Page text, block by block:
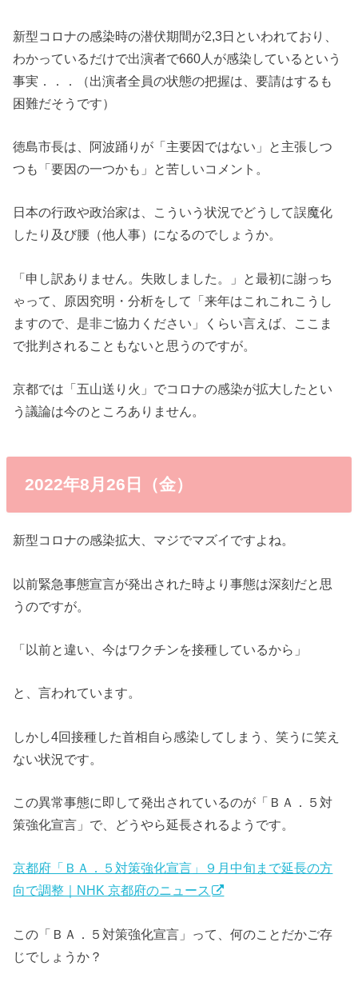
新型コロナの感染時の潜伏期間が2,3日といわれており、
わかっているだけで出演者で660人が感染しているという
事実．．．（出演者全員の状態の把握は、要請はするも
困難だそうです）
徳島市長は、阿波踊りが「主要因ではない」と主張しつ
つも「要因の一つかも」と苦しいコメント。
日本の行政や政治家は、こういう状況でどうして誤魔化
したり及び腰（他人事）になるのでしょうか。
「申し訳ありません。失敗しました。」と最初に謝っち
ゃって、原因究明・分析をして「来年はこれこれこうし
ますので、是非ご協力ください」くらい言えば、ここま
で批判されることもないと思うのですが。
京都では「五山送り火」でコロナの感染が拡大したとい
う議論は今のところありません。
2022年8月26日（金）
新型コロナの感染拡大、マジでマズイですよね。
以前緊急事態宣言が発出された時より事態は深刻だと思
うのですが。
「以前と違い、今はワクチンを接種しているから」
と、言われています。
しかし4回接種した首相自ら感染してしまう、笑うに笑え
ない状況です。
この異常事態に即して発出されているのが「ＢＡ．５対
策強化宣言」で、どうやら延長されるようです。
京都府「ＢＡ．５対策強化宣言」９月中旬まで延長の方
向で調整｜NHK 京都府のニュース
この「ＢＡ．５対策強化宣言」って、何のことだかご存
じでしょうか？